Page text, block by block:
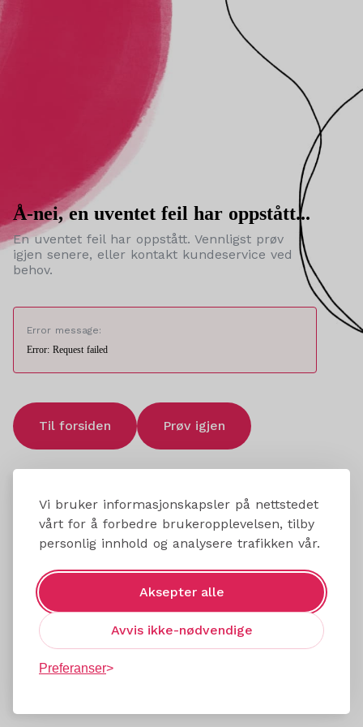
Vi bruker informasjonskapsler på nettstedet
vårt for å forbedre brukeropplevelsen, tilby
personlig innhold og analysere trafikken vår.
Aksepter alle
Avvis ikke-nødvendige
Preferanser
Å-nei, en uventet feil har oppstått...
En uventet feil har oppstått. Vennligst prøv
igjen senere, eller kontakt kundeservice ved
behov.
Error message:
Error: Request failed
Til forsiden Prøv igjen